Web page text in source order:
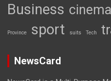
Business cinema
Province sport suits Tech
NewsCard